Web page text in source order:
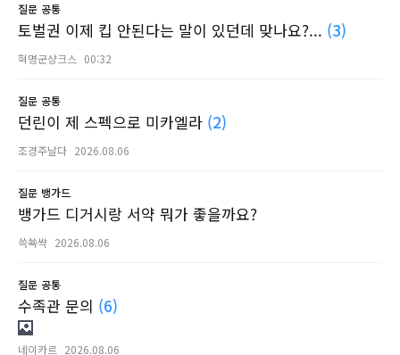
질문 공통
토벌권 이제 킵 안된다는 말이 있던데 맞나요?... (3)
혁명군샹크스 00:32
질문 공통
던린이 제 스펙으로 미카엘라 (2)
조경주날다 2026.08.06
질문 뱅가드
뱅가드 디거시랑 서약 뭐가 좋을까요?
쓱쑉쌱 2026.08.06
질문 공통
수족관 문의 (6)
네이카르 2026.08.06